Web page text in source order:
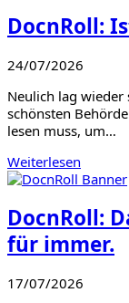
DocnRoll:
24/07/2026
Neulich lag
schönsten
lesen muss, um…
Weiterlesen
DocnRoll:
für immer.
17/07/2026